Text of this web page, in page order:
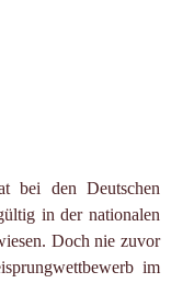
bei den Deutschen
in der nationalen
Doch nie zuvor
im